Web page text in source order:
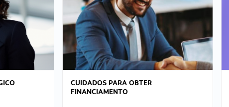
CUIDADOS PARA OBTER
FINANCIAMENTO